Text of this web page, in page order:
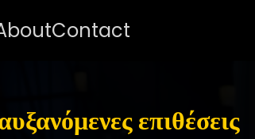
Contact
επιθέσεις